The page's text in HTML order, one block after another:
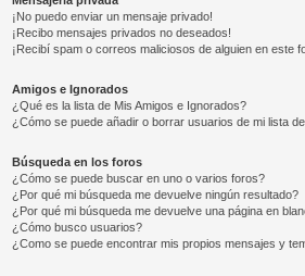
¡No puedo enviar un mensaje privado!
¡Recibo mensajes privados no deseados!
¡Recibí spam o correos maliciosos de alguien en este
Amigos e Ignorados
¿Qué es la lista de Mis Amigos e Ignorados?
¿Cómo se puede añadir o borrar usuarios de mi lista
Búsqueda en los foros
¿Cómo se puede buscar en uno o varios foros?
¿Por qué mi búsqueda me devuelve ningún resultado?
¿Por qué mi búsqueda me devuelve una página en
¿Cómo busco usuarios?
¿Como se puede encontrar mis propios mensajes y